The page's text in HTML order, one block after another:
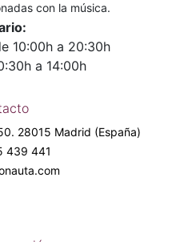
con la música.
10:00h a 20:30h
a 14:00h
28015 Madrid (España)
439 441